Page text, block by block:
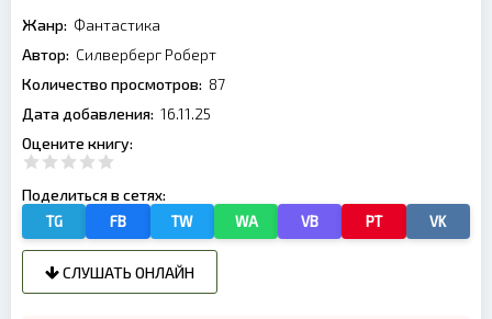
Жанр: Фантастика
Автор: Силверберг Роберт
Количество просмотров: 87
Дата добавления: 16.11.25
Оцените книгу:
Поделиться в сетях:
TG FB TW WA VB PT VK
СЛУШАТЬ ОНЛАЙН